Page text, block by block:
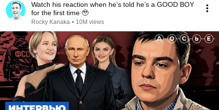
Watch his reaction when he’s told he’s a GOOD BOY
for the first time 🥹
Rocky Kanaka • 10M views